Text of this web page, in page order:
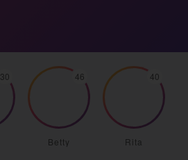
30
Betty
46
Rita
40